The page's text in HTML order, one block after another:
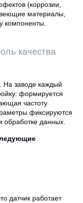
(коррозии,
материалы,
компоненты.
качества
На заводе каждый
формируется
частоту
фиксируются
обработке данных.
датчик работает